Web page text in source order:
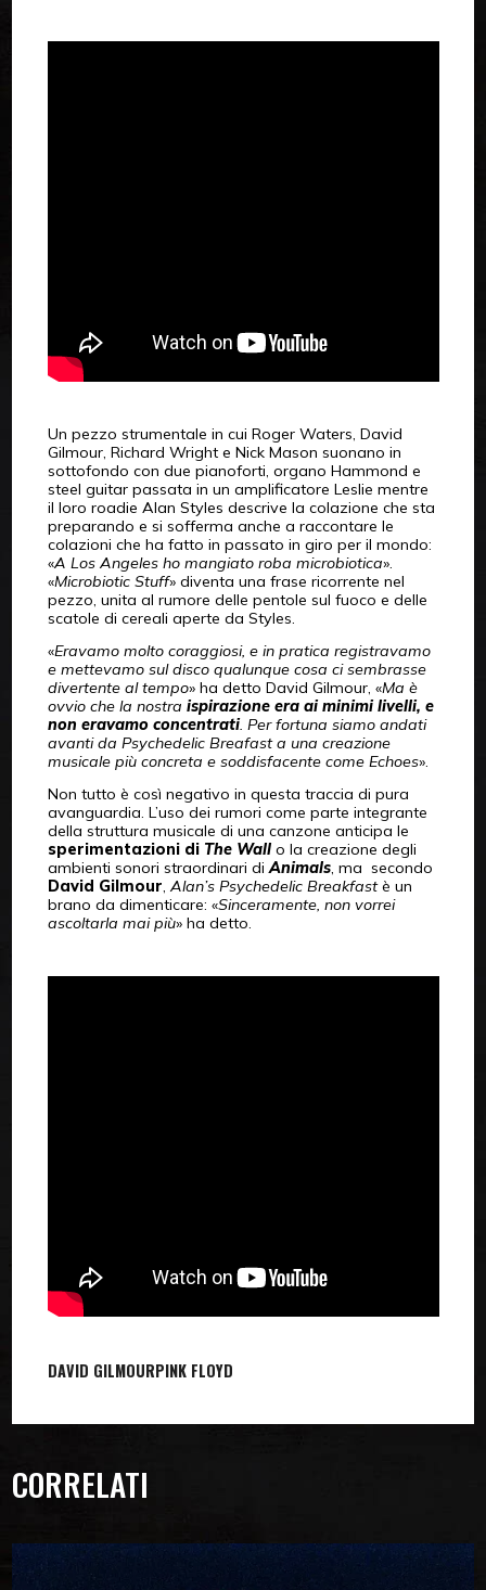
Un pezzo strumentale in cui Roger Waters, David
Gilmour, Richard Wright e Nick Mason suonano in
sottofondo con due pianoforti, organo Hammond e
steel guitar passata in un amplificatore Leslie mentre
il loro roadie Alan Styles descrive la colazione che sta
preparando e si sofferma anche a raccontare le
colazioni che ha fatto in passato in giro per il mondo:
«A Los Angeles ho mangiato roba microbiotica».
«Microbiotic Stuff» diventa una frase ricorrente nel
pezzo, unita al rumore delle pentole sul fuoco e delle
scatole di cereali aperte da Styles.
«Eravamo molto coraggiosi, e in pratica registravamo
e mettevamo sul disco qualunque cosa ci sembrasse
divertente al tempo» ha detto David Gilmour, «Ma è
ovvio che la nostra ispirazione era ai minimi livelli, e
non eravamo concentrati. Per fortuna siamo andati
avanti da Psychedelic Breafast a una creazione
musicale più concreta e soddisfacente come Echoes».
Non tutto è così negativo in questa traccia di pura
avanguardia. L’uso dei rumori come parte integrante
della struttura musicale di una canzone anticipa le
sperimentazioni di The Wallo la creazione degli
ambienti sonori straordinari diAnimals, ma secondo
David Gilmour, Alan’s Psychedelic Breakfastè un
brano da dimenticare: «Sinceramente, non vorrei
ascoltarla mai più» ha detto.
DAVID GILMOURPINK FLOYD
CORRELATI